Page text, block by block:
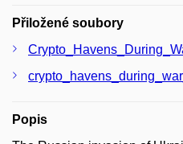
Přiložené soubory
Popis